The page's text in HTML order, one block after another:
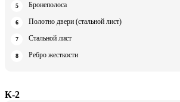
Бронеполоса
Полотно двери (стальной лист)
Стальной лист
Ребро жесткости
К-2